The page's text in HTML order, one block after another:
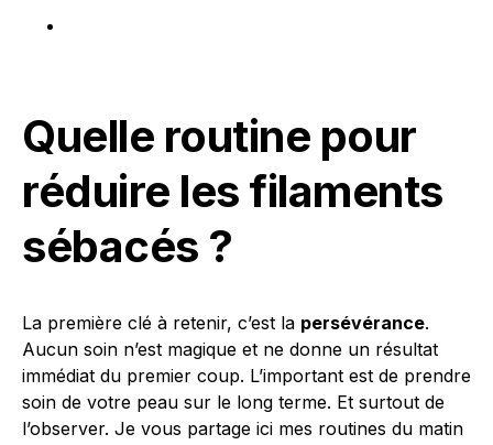
Quelle routine pour
réduire les filaments
sébacés ?
La première clé à retenir, c’est la persévérance.
Aucun soin n’est magique et ne donne un résultat
immédiat du premier coup. L’important est de prendre
soin de votre peau sur le long terme. Et surtout de
l’observer. Je vous partage ici mes routines du matin